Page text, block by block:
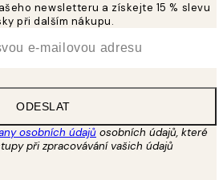
newsletteru a získejte 15 % slevu
při dalším nákupu.
ODESLAT
osobních údajů osobních údajů, které
při zpracovávání vašich údajů